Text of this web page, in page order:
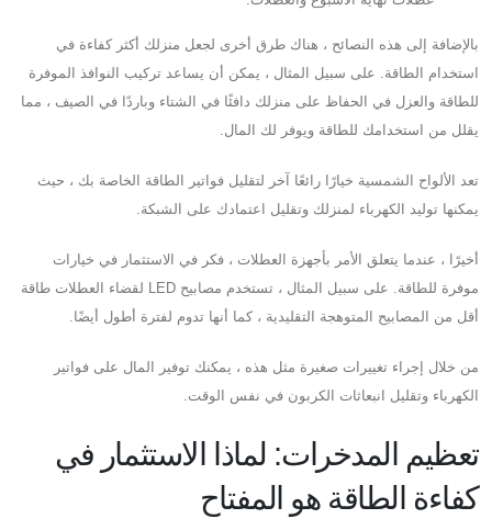
بالإضافة إلى هذه النصائح ، هناك طرق أخرى لجعل منزلك أكثر كفاءة في
استخدام الطاقة. على سبيل المثال ، يمكن أن يساعد تركيب النوافذ الموفرة
للطاقة والعزل في الحفاظ على منزلك دافئًا في الشتاء وباردًا في الصيف ، مما
يقلل من استخدامك للطاقة ويوفر لك المال.
تعد الألواح الشمسية خيارًا رائعًا آخر لتقليل فواتير الطاقة الخاصة بك ، حيث
يمكنها توليد الكهرباء لمنزلك وتقليل اعتمادك على الشبكة.
أخيرًا ، عندما يتعلق الأمر بأجهزة العطلات ، فكر في الاستثمار في خيارات
موفرة للطاقة. على سبيل المثال ، تستخدم مصابيح LED لقضاء العطلات طاقة
أقل من المصابيح المتوهجة التقليدية ، كما أنها تدوم لفترة أطول أيضًا.
من خلال إجراء تغييرات صغيرة مثل هذه ، يمكنك توفير المال على فواتير
الكهرباء وتقليل انبعاثات الكربون في نفس الوقت.
تعظيم المدخرات: لماذا الاستثمار في
كفاءة الطاقة هو المفتاح